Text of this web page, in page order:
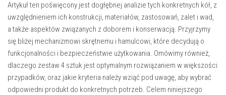
Artykuł ten poświęcony jest dogłębnej analizie tych konkretnych kół, z
uwzględnieniem ich konstrukcji, materiałów, zastosowań, zalet i wad,
a także aspektów związanych z doborem i konserwacją. Przyjrzymy
się bliżej mechanizmowi skrętnemu i hamulcowi, które decydują o
funkcjonalności i bezpieczeństwie użytkowania. Omówimy również,
dlaczego zestaw 4 sztuk jest optymalnym rozwiązaniem w większości
przypadków, oraz jakie kryteria należy wziąć pod uwagę, aby wybrać
odpowiedni produkt do konkretnych potrzeb. Celem niniejszego